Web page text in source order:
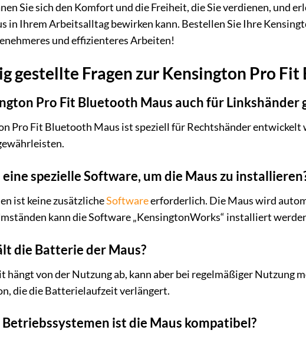
Sie sich den Komfort und die Freiheit, die Sie verdienen, und
in Ihrem Arbeitsalltag bewirken kann. Bestellen Sie Ihre
und effizienteres Arbeiten!
gestellte Fragen zur Kensington Pro
Pro Fit Bluetooth Maus auch für Linkshänder
Pro Fit Bluetooth Maus ist speziell für Rechtshänder entwickelt
spezielle Software, um die Maus zu
ist keine zusätzlicheSoftwareerforderlich. Die Maus wird
kann die Software „KensingtonWorks“ installiert
die Batterie der Maus?
hängt von der Nutzung ab, kann aber bei regelmäßiger Nutzung
die die Batterielaufzeit verlängert.
ist die Maus kompatibel?